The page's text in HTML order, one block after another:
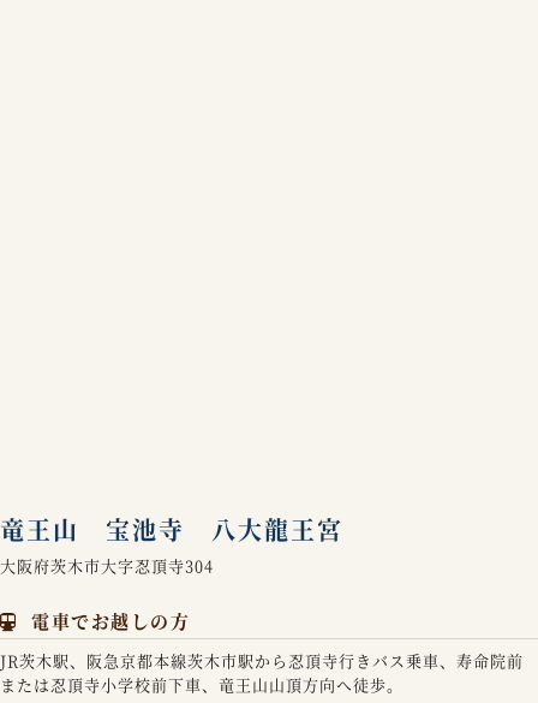
竜王山 宝池寺 八大龍王宮
大阪府茨木市大字忍頂寺304
電車でお越しの方
JR茨木駅、阪急京都本線茨木市駅から忍頂寺行きバス乗車、寿命院前
または忍頂寺小学校前下車、竜王山山頂方向へ徒歩。